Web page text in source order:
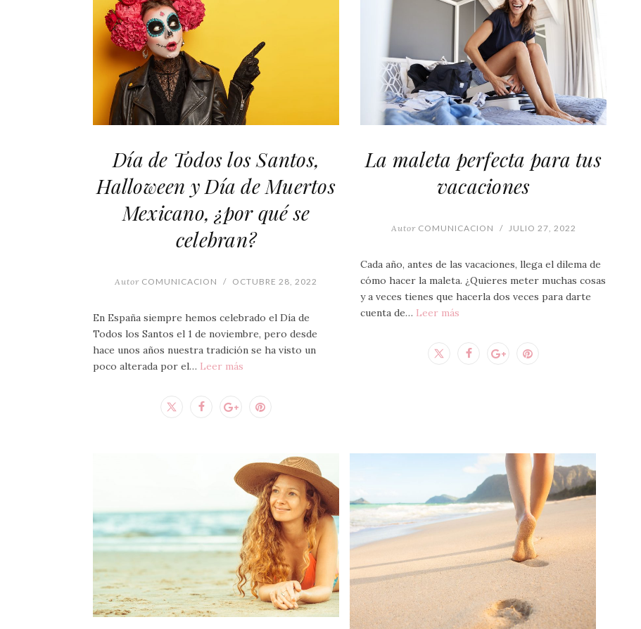
Día de Todos los Santos,
Halloween y Día de Muertos
Mexicano, ¿por qué se
celebran?
Autor COMUNICACION / OCTUBRE 28, 2022
En España siempre hemos celebrado el Día de
Todos los Santos el 1 de noviembre, pero desde
hace unos años nuestra tradición se ha visto un
poco alterada por el… Leer más
La maleta perfecta para tus
vacaciones
AutorCOMUNICACION / JULIO 27, 2022
Cada año, antes de las vacaciones, llega el dilema de
cómo hacer la maleta. ¿Quieres meter muchas cosas
y a veces tienes que hacerla dos veces para darte
cuenta de… Leer más